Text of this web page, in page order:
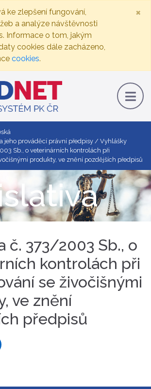
ke zlepšení fungování,
a analýze návštěvnosti
Informace o tom, jakým
cookies dále zacházeno,
cookies.
×
jeho prováděcí právní předpisy
Vyhlášky
Sb., o veterinárních kontrolách při
produkty, ve znění pozdějších předpisů
č. 373/2003 Sb., o
kontrolách při
se živočišnými
ve znění
předpisů